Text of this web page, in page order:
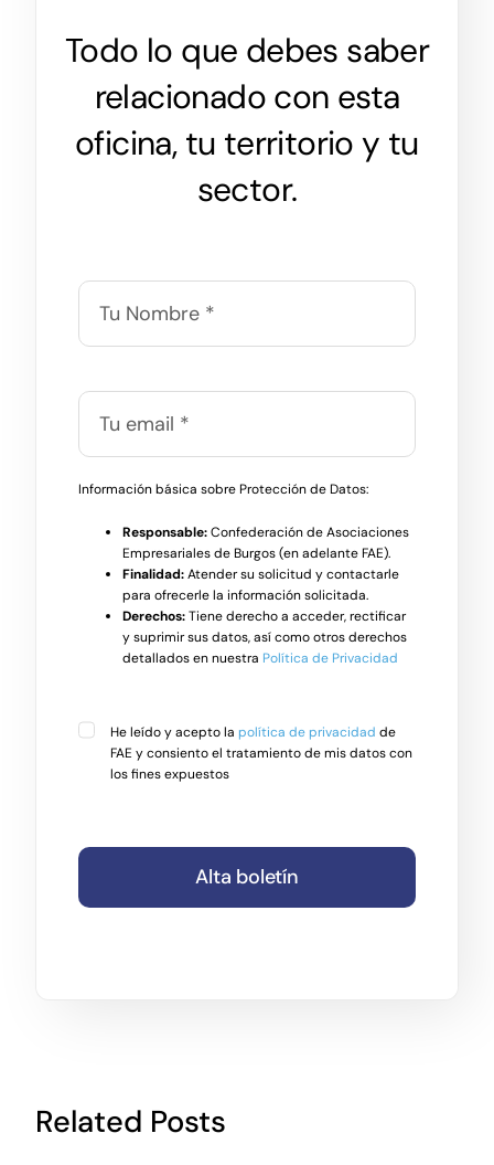
Todo lo que debes saber
relacionado con esta
oficina, tu territorio y tu
sector.
Información básica sobre Protección de Datos:
Responsable:Confederación de Asociaciones
Empresariales de Burgos (en adelante FAE).
Finalidad:Atender su solicitud y contactarle
para ofrecerle la información solicitada.
Derechos:Tiene derecho a acceder, rectificar
y suprimir sus datos, así como otros derechos
detallados en nuestra Política de Privacidad
He leído y acepto la política de privacidad de
FAE y consiento el tratamiento de mis datos con
los fines expuestos
Alta boletín
Related Posts